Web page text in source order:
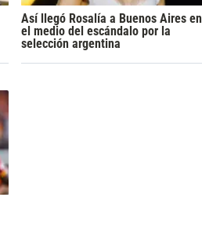
Así llegó Rosalía a Buenos Aires en
el medio del escándalo por la
selección argentina